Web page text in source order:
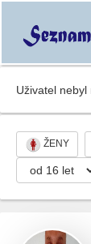
Uživatel nebyl
ŽENY